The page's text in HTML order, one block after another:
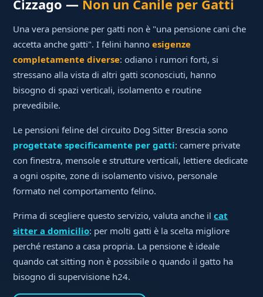
Cizzago — Non un Canile per Gatti
Una vera pensione per gatti non è "una pensione cani che
accetta anche gatti". I felini hannoesigenze
completamente diverse: odiano i rumori forti, si
stressano alla vista di altri gatti sconosciuti, hanno
bisogno di spazi verticali, isolamento e routine
prevedibile.
Le pensioni feline del circuito Dog Sitter Brescia sono
progettate specificamente per gatti: camere private
con finestra, mensole e strutture verticali, lettiere dedicate
a ogni ospite, zone di isolamento visivo, personale
formato nel comportamento felino.
Prima di scegliere questo servizio, valuta anche ilcat
sitter a domicilio: per molti gatti è la scelta migliore
perché restano a casa propria. La pensione è ideale
quando cat sitting non è possibile o quando il gatto ha
bisogno di supervisione h24.